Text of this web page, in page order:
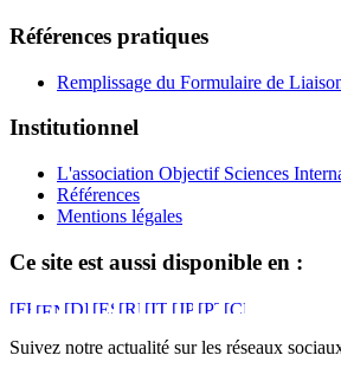
Références pratiques
Remplissage du Formulaire de
Institutionnel
L'association Objectif Sciences
Références
Mentions légales
Ce site est aussi disponible en :
Suivez notre actualité sur les réseaux